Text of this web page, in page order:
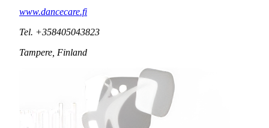
www.dancecare.fi
Tel. +358405043823
Tampere, Finland